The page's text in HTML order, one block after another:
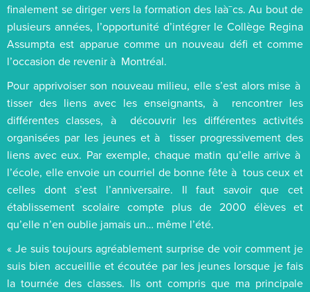
finalement se diriger vers la formation des laà¯cs. Au bout de
plusieurs années, l’opportunité d’intégrer le Collège Regina
Assumpta est apparue comme un nouveau défi et comme
l’occasion de revenir à Montréal.
Pour apprivoiser son nouveau milieu, elle s’est alors mise à
tisser des liens avec les enseignants, à rencontrer les
différentes classes, à découvrir les différentes activités
organisées par les jeunes et à tisser progressivement des
liens avec eux. Par exemple, chaque matin qu’elle arrive à
l’école, elle envoie un courriel de bonne fête à tous ceux et
celles dont s’est l’anniversaire. Il faut savoir que cet
établissement scolaire compte plus de 2000 élèves et
qu’elle n’en oublie jamais un… même l’été.
« Je suis toujours agréablement surprise de voir comment je
suis bien accueillie et écoutée par les jeunes lorsque je fais
la tournée des classes. Ils ont compris que ma principale